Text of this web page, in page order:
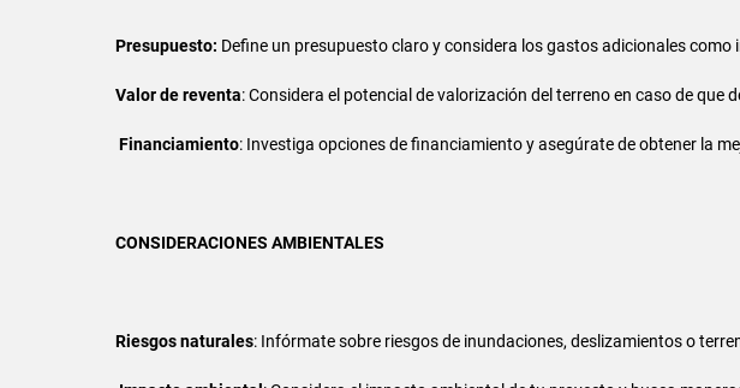
Presupuesto: Define un presupuesto claro y considera los gastos adicionales
Valor de reventa: Considera el potencial de valorización del terreno en caso de que
Financiamiento: Investiga opciones de financiamiento y asegúrate de obtener la
CONSIDERACIONES AMBIENTALES
Riesgos naturales: Infórmate sobre riesgos de inundaciones, deslizamientos o